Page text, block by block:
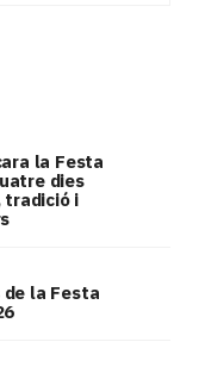
la Festa
dies
tradició i
la Festa